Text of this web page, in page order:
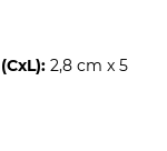
2,8 cm x 5